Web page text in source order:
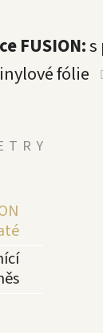
FUSION:s
fólie